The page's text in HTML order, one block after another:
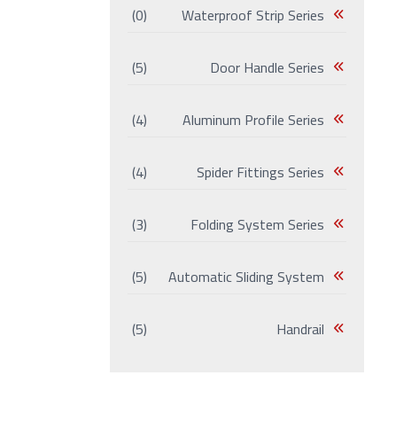
Waterproof Strip Series
(0)
Door Handle Series
(5)
Aluminum Profile Series
(4)
Spider Fittings Series
(4)
Folding System Series
(3)
Automatic Sliding System
(5)
Handrail
(5)